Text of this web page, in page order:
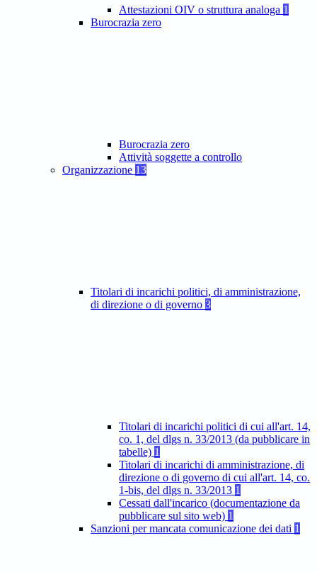
Attestazioni OIV o struttura analoga 1
Burocrazia zero
Burocrazia zero
Attività soggette a controllo
Organizzazione 13
Titolari di incarichi politici, di amministrazione,
di direzione o di governo 3
Titolari di incarichi politici di cui all'art. 14,
co. 1, del dlgs n. 33/2013 (da pubblicare in
tabelle) 1
Titolari di incarichi di amministrazione, di
direzione o di governo di cui all'art. 14, co.
1-bis, del dlgs n. 33/2013 1
Cessati dall'incarico (documentazione da
pubblicare sul sito web) 1
Sanzioni per mancata comunicazione dei dati 1